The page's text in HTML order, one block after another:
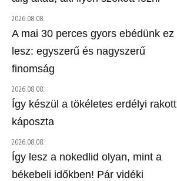
2026.08.08.
A mai 30 perces gyors ebédünk ez
lesz: egyszerű és nagyszerű
finomság
2026.08.08.
Így készül a tökéletes erdélyi rakott
káposzta
2026.08.08.
Így lesz a nokedlid olyan, mint a
békebeli időkben! Pár vidéki